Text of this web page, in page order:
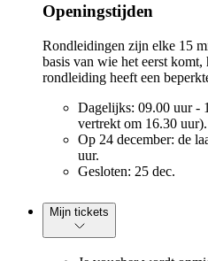
Openingstijden
Rondleidingen zijn elke 15
basis van wie het eerst komt,
rondleiding heeft een
Dagelijks: 09.00 uur -
vertrekt om 16.30 uur).
Op 24 december: de
uur.
Gesloten: 25 dec.
Mijn tickets